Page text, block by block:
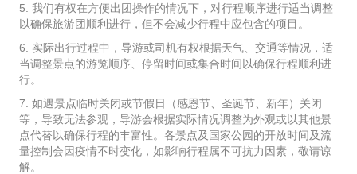
5. 我们有权在方便出团操作的情况下，对行程顺序进行适当调整
以确保旅游团顺利进行，但不会减少行程中应包含的项目。
6. 实际出行过程中，导游或司机有权根据天气、交通等情况，适
当调整景点的游览顺序、停留时间或集合时间以确保行程顺利进
行。
7. 如遇景点临时关闭或节假日（感恩节、圣诞节、新年）关闭
等，导致无法参观，导游会根据实际情况调整为外观或以其他景
点代替以确保行程的丰富性。各景点及国家公园的开放时间及流
量控制会因疫情不时变化，如影响行程属不可抗力因素，敬请谅
解。